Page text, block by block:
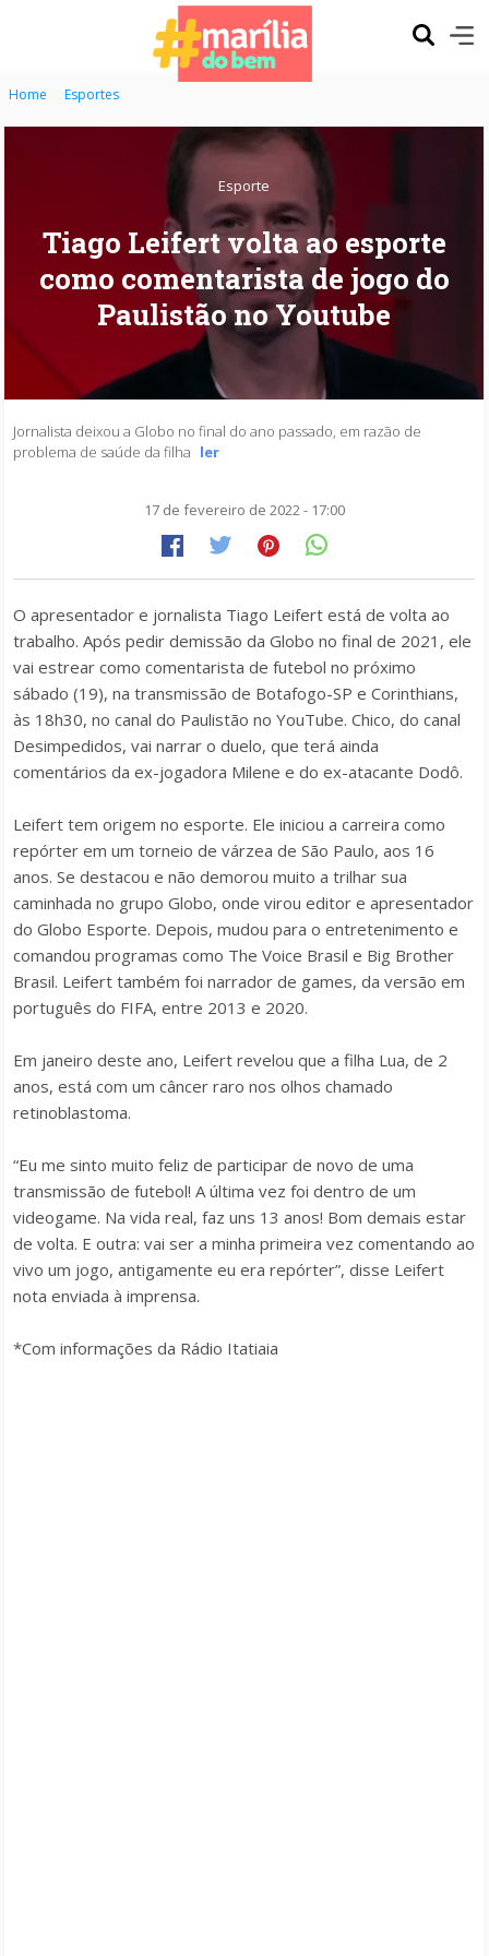
Home Esportes
Esporte
Tiago Leifert volta ao esporte
como comentarista de jogo do
Paulistão no Youtube
Jornalista deixou a Globo no final do ano passado, em razão de
problema de saúde da filha ler
17 de fevereiro de 2022 - 17:00
O apresentador e jornalista Tiago Leifert está de volta ao
trabalho. Após pedir demissão da Globo no final de 2021, ele
vai estrear como comentarista de futebol no próximo
sábado (19), na transmissão de Botafogo-SP e Corinthians,
às 18h30, no canal do Paulistão no YouTube. Chico, do canal
Desimpedidos, vai narrar o duelo, que terá ainda
comentários da ex-jogadora Milene e do ex-atacante Dodô.
Leifert tem origem no esporte. Ele iniciou a carreira como
repórter em um torneio de várzea de São Paulo, aos 16
anos. Se destacou e não demorou muito a trilhar sua
caminhada no grupo Globo, onde virou editor e apresentador
do Globo Esporte. Depois, mudou para o entretenimento e
comandou programas como The Voice Brasil e Big Brother
Brasil. Leifert também foi narrador de games, da versão em
português do FIFA, entre 2013 e 2020.
Em janeiro deste ano, Leifert revelou que a filha Lua, de 2
anos, está com um câncer raro nos olhos chamado
retinoblastoma.
“Eu me sinto muito feliz de participar de novo de uma
transmissão de futebol! A última vez foi dentro de um
videogame. Na vida real, faz uns 13 anos! Bom demais estar
de volta. E outra: vai ser a minha primeira vez comentando ao
vivo um jogo, antigamente eu era repórter”, disse Leifert
nota enviada à imprensa.
*Com informações da Rádio Itatiaia